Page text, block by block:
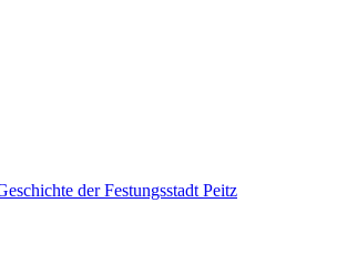
der Festungsstadt Peitz